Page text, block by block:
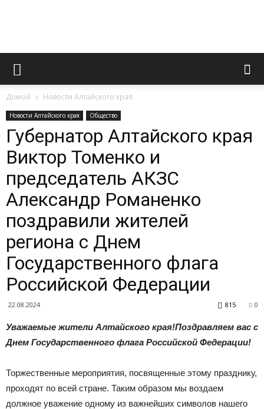
Официальный
газеты
район
Домой Новости Алтайского края
Новости Алтайского края Общество
Губернатор Алтайского края
Виктор Томенко и
председатель АКЗС
Александр Романенко
поздравили жителей
региона с Днем
Государственного флага
Российской Федерации
22.08.2024 0
815
Уважаемые жители Алтайского края!Поздравляем вас с
Днем Государственного флага Российской Федерации!
Торжественные мероприятия, посвященные этому празднику,
проходят по всей стране. Таким образом мы воздаем
должное уважение одному из важнейших символов нашего